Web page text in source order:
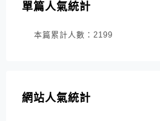
單篇人氣統計
本篇累計人數： 2199
網站人氣統計